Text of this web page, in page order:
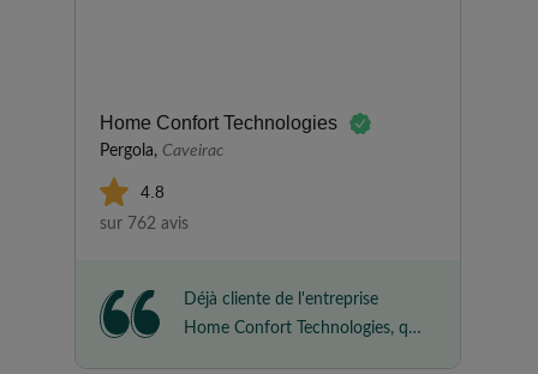
Home Confort Technologies
Pergola, Caveirac
4.8
sur 762 avis
Déjà cliente de l'entreprise
Home Confort Technologies, qui